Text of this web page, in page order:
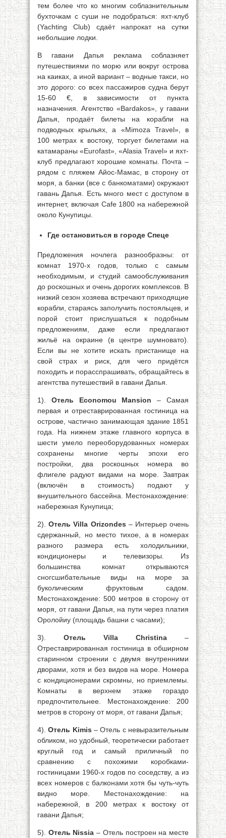
тем более что ко многим соблазнительным
бухточкам с суши не подобраться: яхт-клуб
(Yachting Club) сдаёт напрокат на сутки
небольшие лодки.
В гавани Дапья реклама соблазняет
путешествиями по морю или вокруг острова
на каиках, а иной вариант – водные такси, но
это дорого: со всех пассажиров судна берут
15-60 €, в зависимости от пункта
назначения. Агентство «Bardakos», у гавани
Дапья, продаёт билеты на корабли на
подводных крыльях, a «Mimoza Travel», в
100 метрах к востоку, торгует билетами на
катамараны «Eurofast», «Alasia Travel» и яхт-
клуб предлагают хорошие комнаты. Почта –
рядом с пляжем Айос-Мамас, в сторону от
моря, а банки (все с банкоматами) окружают
гавань Дапья. Есть много мест с доступом в
интернет, включая Cafe 1800 на набережной
около Кунупицы.
Где остановиться в городе Спеце
Предложения ночлега разнообразны: от
комнат 1970-х годов, только с самым
необходимым, и студий самообслуживания
до роскошных и очень дорогих комплексов. В
низкий сезон хозяева встречают приходящие
корабли, стараясь заполучить постояльцев, и
порой стоит прислушаться к подобным
предложениям, даже если предлагают
жильё на окраине (в центре шумновато).
Если вы не хотите искать пристанище на
свой страх и риск, для чего придётся
походить и порасспрашивать, обращайтесь в
агентства путешествий в гавани Дапья.
1). Отель Economou Mansion – Самая
первая и отреставрированная гостиница на
острове, частично занимающая здание 1851
года. На нижнем этаже главного корпуса в
шести умело переоборудованных номерах
сохранены многие черты эпохи его
постройки, два роскошных номера во
флигеле радуют видами на море. Завтрак
(включён в стоимость) подают у
внушительного бассейна. Местонахождение:
набережная Кунупица;
2).Отель Villa Orizondes – Интерьер очень
сдержанный, но место тихое, а в номерах
разного размера есть холодильники,
кондиционеры и телевизоры. Из
большинства комнат открываются
сногсшибательные виды на море за
буколическим фруктовым садом.
Местонахождение: 500 метров в сторону от
моря, от гавани Дапья, на пути через платия
Оролойиу (площадь башни с часами);
3). Отель Villa Christina –
Отреставрированная гостиница в обширном
старинном строении с двумя внутренними
дворами, хотя и без видов на море. Номера
с кондиционерами скромны, но приемлемы.
Комнаты в верхнем этаже гораздо
предпочтительнее. Местонахождение: 200
метров в сторону от моря, от гавани Дапья;
4).Отель Kimis – Отель с невыразительным
обликом, но удобный, теоретически работает
круглый год и самый приличный по
сравнению с похожими коробками-
гостиницами 1960-х годов по соседству, а из
всех номеров с балконами хотя бы чуть-чуть
видно море. Местонахождение: на
набережной, в 200 метрах к востоку от
гавани Дапья;
5). Отель Nissia – Отель построен на месте